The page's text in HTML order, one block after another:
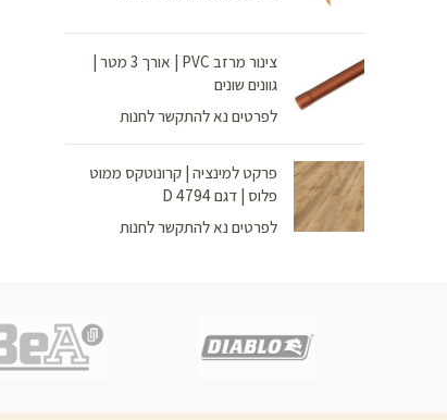
צינור מרזב PVC | אורך 3 מטר |
גוונים שונים
לפרטים נא להתקשר לחנות
פרקט למינציה | קרונוטקס ממוט
פלוס | דגם D 4794
לפרטים נא להתקשר לחנות